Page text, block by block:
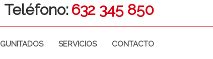
Teléfono: 632 345 850
GUNITADOS SERVICIOS CONTACTO